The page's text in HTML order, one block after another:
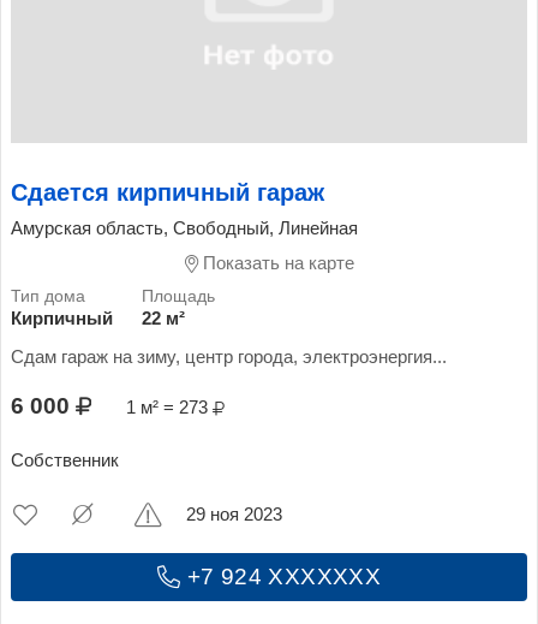
Сдается кирпичный гараж
Амурская область, Свободный, Линейная
Показать на карте
Кирпичный
22 м²
Сдам гараж на зиму, центр города, электроэнергия...
6 000 1 м² = 273
Собственник
+7 924 XXXXXXX
29 ноя 2023